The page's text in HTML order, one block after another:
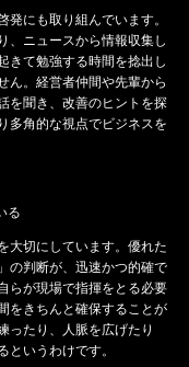
発にも取り組んでいます。
、ニュースから情報収集し
きて勉強する時間を捻出し
ん。経営者仲間や先輩から
を聞き、改善のヒントを探
多角的な視点でビジネスを
る
大切にしています。優れた
の判断が、迅速かつ的確で
らが現場で指揮をとる必要
をきちんと確保することが
ったり、人脈を広げたり
というわけです。